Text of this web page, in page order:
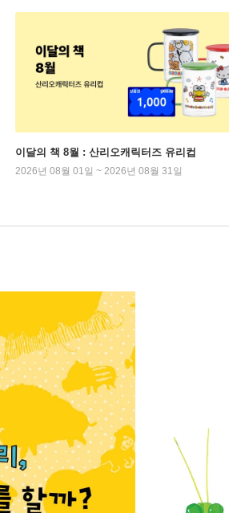
이달의 책 8월 : 산리오캐릭터즈 유리컵
2026년 08월 01일 ~ 2026년 08월 31일